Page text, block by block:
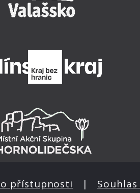
přístupnosti | Souhlas